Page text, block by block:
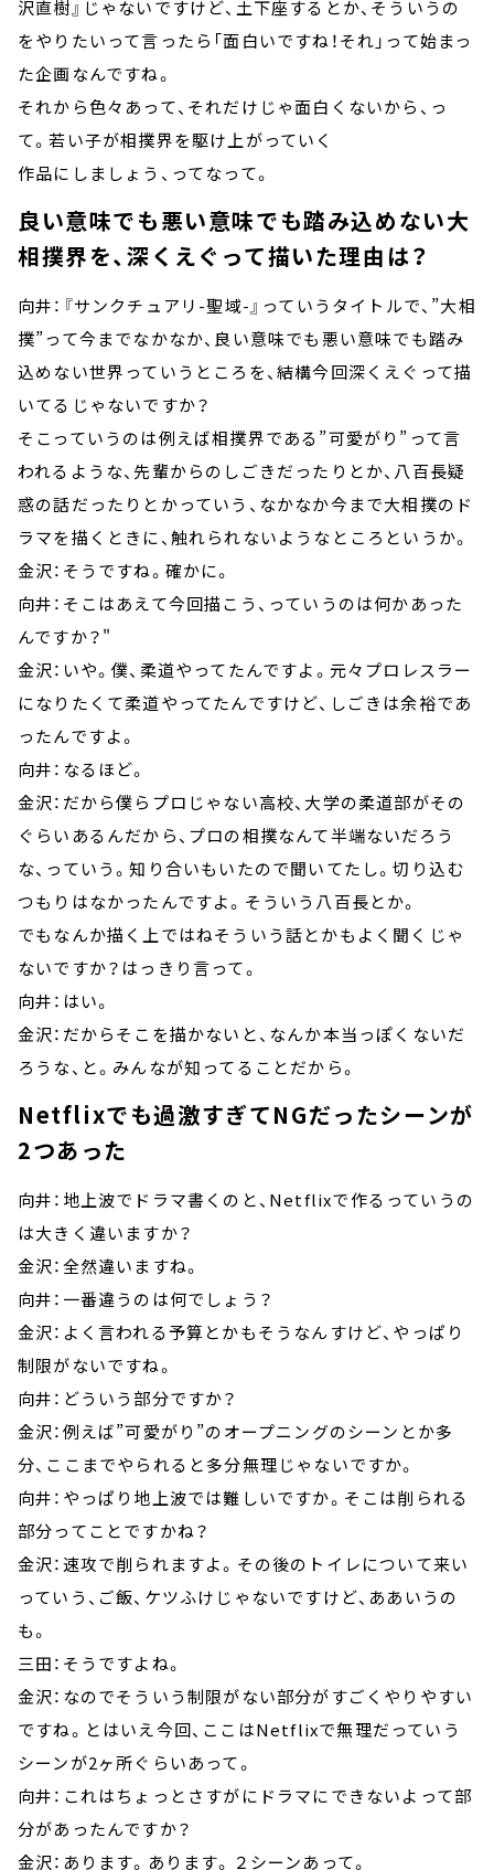
沢直樹』じゃないですけど、土下座するとか、そういうの
をやりたいって言ったら「面白いですね！それ」って始まっ
た企画なんですね。
それから色々あって、それだけじゃ面白くないから、っ
て。若い子が相撲界を駆け上がっていく
作品にしましょう、ってなって。
良い意味でも悪い意味でも踏み込めない大
相撲界を、深くえぐって描いた理由は？
向井：『サンクチュアリ-聖域-』っていうタイトルで、”大相
撲”って今までなかなか、良い意味でも悪い意味でも踏み
込めない世界っていうところを、結構今回深くえぐって描
いてるじゃないですか？
そこっていうのは例えば相撲界である”可愛がり”って言
われるような、先輩からのしごきだったりとか、八百長疑
惑の話だったりとかっていう、なかなか今まで大相撲のド
ラマを描くときに、触れられないようなところというか。
金沢：そうですね。確かに。
向井：そこはあえて今回描こう、っていうのは何かあった
んですか？"
金沢：いや。僕、柔道やってたんですよ。元々プロレスラー
になりたくて柔道やってたんですけど、しごきは余裕であ
ったんですよ。
向井：なるほど。
金沢：だから僕らプロじゃない高校、大学の柔道部がその
ぐらいあるんだから、プロの相撲なんて半端ないだろう
な、っていう。知り合いもいたので聞いてたし。切り込む
つもりはなかったんですよ。そういう八百長とか。
でもなんか描く上ではねそういう話とかもよく聞くじゃ
ないですか？はっきり言って。
向井：はい。
金沢：だからそこを描かないと、なんか本当っぽくないだ
ろうな、と。みんなが知ってることだから。
Netflixでも過激すぎてNGだったシーンが
2つあった
向井：地上波でドラマ書くのと、Netflixで作るっていうの
は大きく違いますか？
金沢：全然違いますね。
向井：一番違うのは何でしょう？
金沢：よく言われる予算とかもそうなんすけど、やっぱり
制限がないですね。
向井：どういう部分ですか？
金沢：例えば”可愛がり”のオープニングのシーンとか多
分、ここまでやられると多分無理じゃないですか。
向井：やっぱり地上波では難しいですか。そこは削られる
部分ってことですかね？
金沢：速攻で削られますよ。その後のトイレについて来い
っていう、ご飯、ケツふけじゃないですけど、ああいうの
も。
三田：そうですよね。
金沢：なのでそういう制限がない部分がすごくやりやすい
ですね。とはいえ今回、ここはNetflixで無理だっていう
シーンが2ヶ所ぐらいあって。
向井：これはちょっとさすがにドラマにできないよって部
分があったんですか？
金沢：あります。あります。２シーンあって。